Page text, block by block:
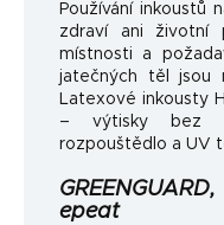
Používání inkoustů
zdraví ani životní
místnosti a
jatečných těl jsou
Latexové inkousty
– výtisky bez
rozpouštědlo a UV
epeat